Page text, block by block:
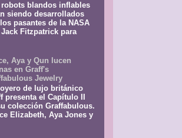
robots blandos inflables
siendo desarrollados
pasantes de la NASA
Fitzpatrick para
Aya y Qun lucen
en Graff's
Jewelry
de lujo británico
presenta el Capítulo II
colección Graffabulous.
Elizabeth, Aya Jones y